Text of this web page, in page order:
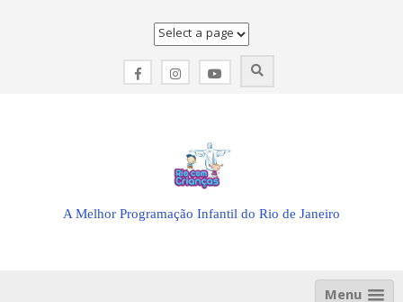
A Melhor Programação Infantil do Rio de Janeiro
Menu